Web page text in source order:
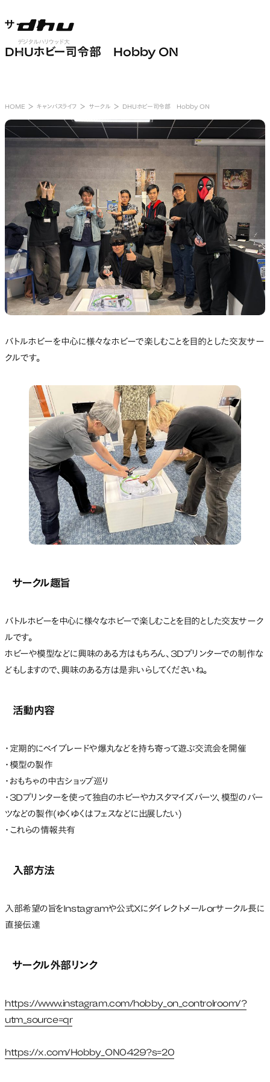
デジタルハリウッド大
学
open
サークル
DHUホビー司令部 Hobby ON
HOME キャンパスライフ サークル DHUホビー司令部 Hobby ON
バトルホビーを中心に様々なホビーで楽しむことを目的とした交友サー
クルです。
サークル趣旨
バトルホビーを中心に様々なホビーで楽しむことを目的とした交友サーク
ルです。
ホビーや模型などに興味のある方はもちろん、3Dプリンターでの制作な
どもしますので、興味のある方は是非いらしてくださいね。
活動内容
・定期的にベイブレードや爆丸などを持ち寄って遊ぶ交流会を開催
・模型の製作
・おもちゃの中古ショップ巡り
・3Dプリンターを使って独自のホビーやカスタマイズパーツ、模型のパー
ツなどの製作(ゆくゆくはフェスなどに出展したい)
・これらの情報共有
入部方法
入部希望の旨をInstagramや公式Xにダイレクトメールorサークル長に
直接伝達
サークル外部リンク
https://www.instagram.com/hobby_on_controlroom/?
utm_source=qr
https://x.com/Hobby_ON0429?s=20